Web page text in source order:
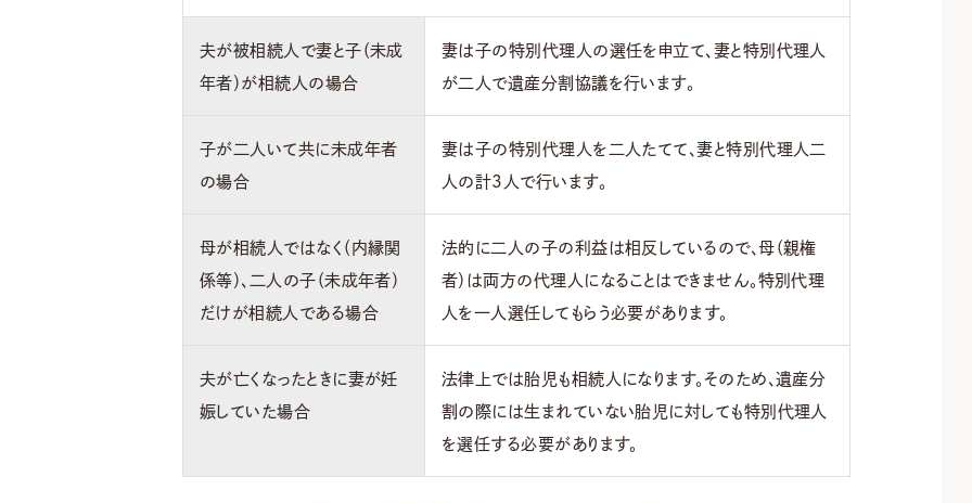
夫が被相続人で妻と子（未成
年者）が相続人の場合
妻は子の特別代理人の選任を申立て、妻と特別代理人
が二人で遺産分割協議を行います。
子が二人いて共に未成年者
の場合
妻は子の特別代理人を二人たてて、妻と特別代理人二
人の計3人で行います。
母が相続人ではなく（内縁関
係等）、二人の子（未成年者）
だけが相続人である場合
法的に二人の子の利益は相反しているので、母（親権
者）は両方の代理人になることはできません。特別代理
人を一人選任してもらう必要があります。
夫が亡くなったときに妻が妊
娠していた場合
法律上では胎児も相続人になります。そのため、遺産分
割の際には生まれていない胎児に対しても特別代理人
を選任する必要があります。